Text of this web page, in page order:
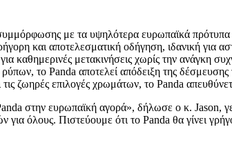
με τα υψηλότερα ευρωπαϊκά πρότυπα
και αποτελεσματική οδήγηση, ιδανική για
καθημερινές μετακινήσεις χωρίς την ανάγκη
το Panda αποτελεί απόδειξη της
ζωηρές επιλογές χρωμάτων, το Panda
στην ευρωπαϊκή αγορά», δήλωσε ο κ. Jason,
όλους. Πιστεύουμε ότι το Panda θα γίνει